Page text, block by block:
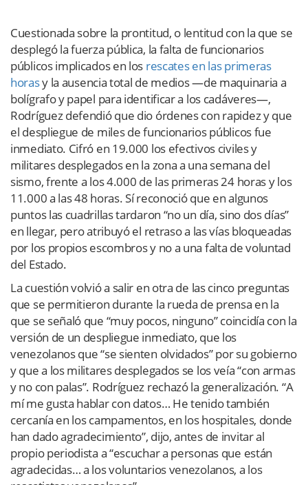
Cuestionada sobre la prontitud, o lentitud con la que se
desplegó la fuerza pública, la falta de funcionarios
públicos implicados en los rescates en las primeras
horasy la ausencia total de medios —de maquinaria a
bolígrafo y papel para identificar a los cadáveres—,
Rodríguez defendió que dio órdenes con rapidez y que
el despliegue de miles de funcionarios públicos fue
inmediato. Cifró en 19.000 los efectivos civiles y
militares desplegados en la zona a una semana del
sismo, frente a los 4.000 de las primeras 24 horas y los
11.000 a las 48 horas. Sí reconoció que en algunos
puntos las cuadrillas tardaron “no un día, sino dos días”
en llegar, pero atribuyó el retraso a las vías bloqueadas
por los propios escombros y no a una falta de voluntad
del Estado.
La cuestión volvió a salir en otra de las cinco preguntas
que se permitieron durante la rueda de prensa en la
que se señaló que “muy pocos, ninguno” coincidía con la
versión de un despliegue inmediato, que los
venezolanos que “se sienten olvidados” por su gobierno
y que a los militares desplegados se los veía “con armas
y no con palas”. Rodríguez rechazó la generalización. “A
mí me gusta hablar con datos… He tenido también
cercanía en los campamentos, en los hospitales, donde
han dado agradecimiento”, dijo, antes de invitar al
propio periodista a “escuchar a personas que están
agradecidas… a los voluntarios venezolanos, a los